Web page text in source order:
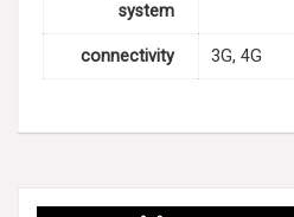
system
connectivity 3G, 4G